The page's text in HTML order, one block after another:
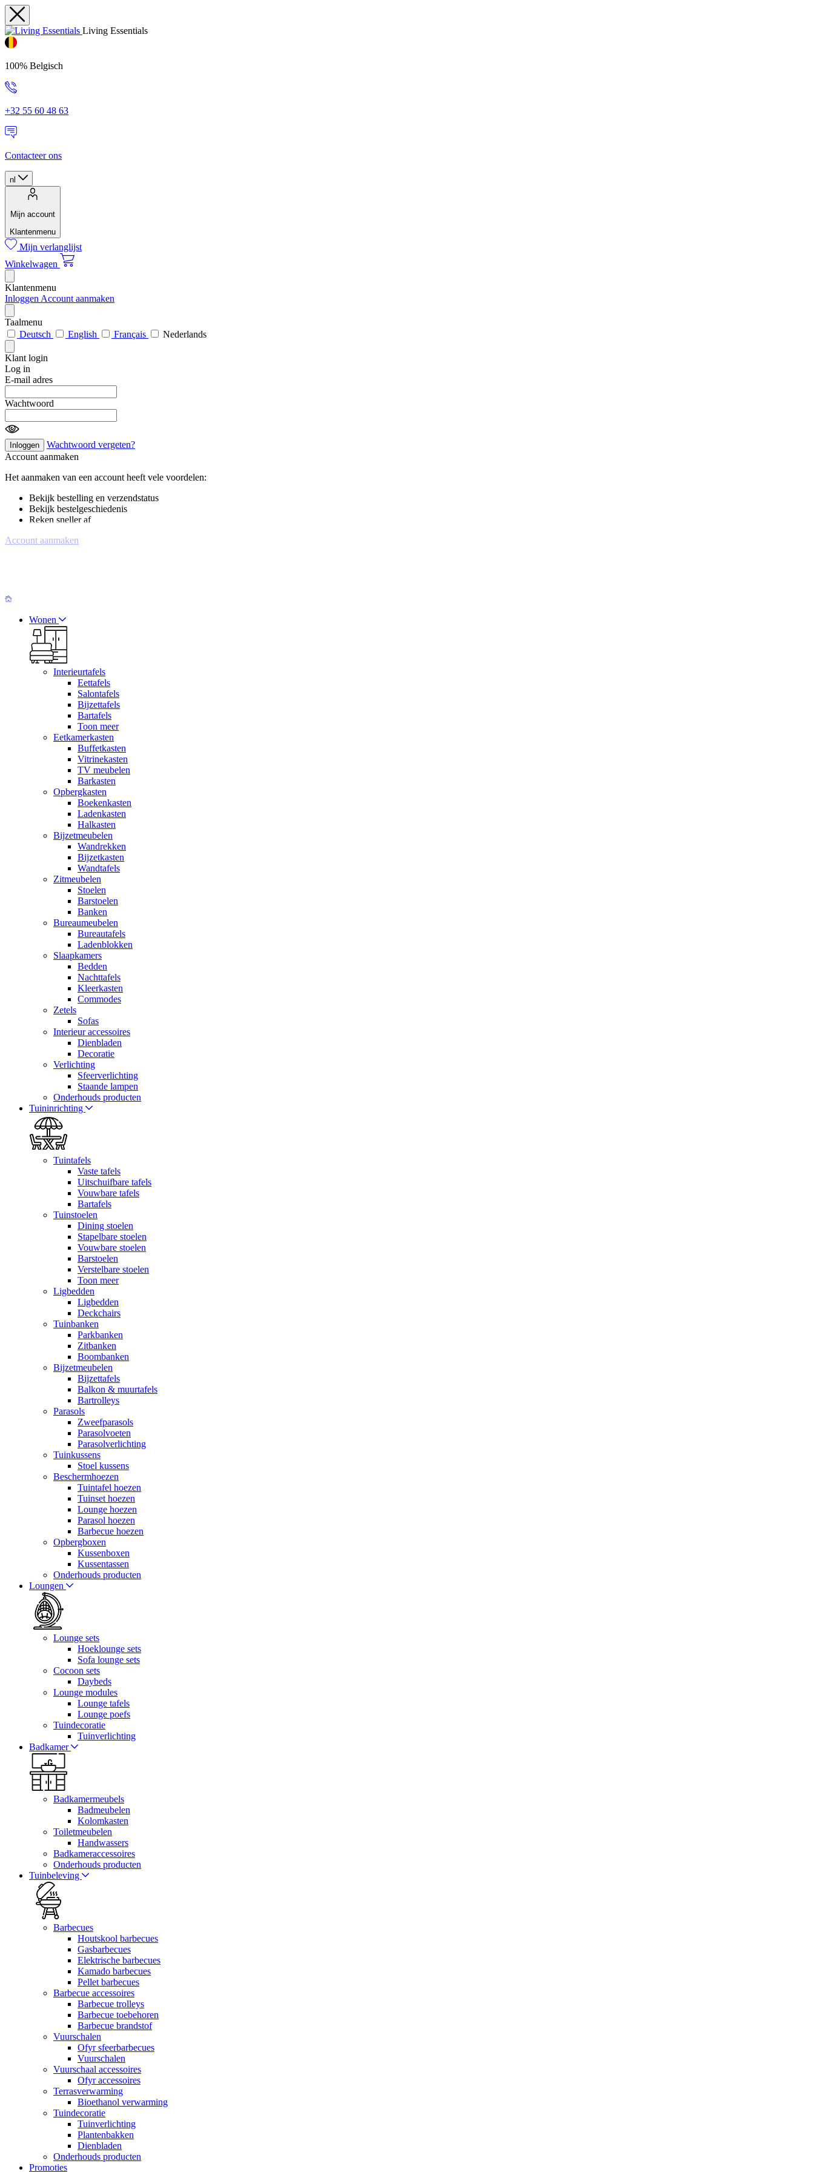
Living Essentials
100% Belgisch
+32 55 60 48 63
Contacteer ons
nl
Mijn account
Klantenmenu
Mijn verlanglijst
Winkelwagen
Klantenmenu
Inloggen Account aanmaken
Taalmenu
Deutsch
English Français Nederlands
Klant login
Log in
E-mail adres
Wachtwoord
Inloggen
Wachtwoord vergeten?
Account aanmaken
Het aanmaken van een account heeft vele voordelen:
Bekijk bestelling en verzendstatus
Bekijk bestelgeschiedenis
Reken sneller af
Account aanmaken
Wonen
Interieurtafels
Eettafels
Salontafels
Bijzettafels
Bartafels
Toon meer
Eetkamerkasten
Buffetkasten
Vitrinekasten
TV meubelen
Barkasten
Opbergkasten
Boekenkasten
Ladenkasten
Halkasten
Bijzetmeubelen
Wandrekken
Bijzetkasten
Wandtafels
Zitmeubelen
Stoelen
Barstoelen
Banken
Bureaumeubelen
Bureautafels
Ladenblokken
Slaapkamers
Bedden
Nachttafels
Kleerkasten
Commodes
Zetels
Sofas
Interieur accessoires
Dienbladen
Decoratie
Verlichting
Sfeerverlichting
Staande lampen
Onderhouds producten
Tuininrichting
Tuintafels
Vaste tafels
Uitschuifbare tafels
Vouwbare tafels
Bartafels
Tuinstoelen
Dining stoelen
Stapelbare stoelen
Vouwbare stoelen
Barstoelen
Verstelbare stoelen
Toon meer
Ligbedden
Ligbedden
Deckchairs
Tuinbanken
Parkbanken
Zitbanken
Boombanken
Bijzetmeubelen
Bijzettafels
Balkon & muurtafels
Bartrolleys
Parasols
Zweefparasols
Parasolvoeten
Parasolverlichting
Tuinkussens
Stoel kussens
Beschermhoezen
Tuintafel hoezen
Tuinset hoezen
Lounge hoezen
Parasol hoezen
Barbecue hoezen
Opbergboxen
Kussenboxen
Kussentassen
Onderhouds producten
Loungen
Lounge sets
Hoeklounge sets
Sofa lounge sets
Cocoon sets
Daybeds
Lounge modules
Lounge tafels
Lounge poefs
Tuindecoratie
Tuinverlichting
Badkamer
Badkamermeubels
Badmeubelen
Kolomkasten
Toiletmeubelen
Handwassers
Badkameraccessoires
Onderhouds producten
Tuinbeleving
Barbecues
Houtskool barbecues
Gasbarbecues
Elektrische barbecues
Kamado barbecues
Pellet barbecues
Barbecue accessoires
Barbecue trolleys
Barbecue toebehoren
Barbecue brandstof
Vuurschalen
Ofyr sfeerbarbecues
Vuurschalen
Vuurschaal accessoires
Ofyr accessoires
Terrasverwarming
Bioethanol verwarming
Tuindecoratie
Tuinverlichting
Plantenbakken
Dienbladen
Onderhouds producten
Promoties